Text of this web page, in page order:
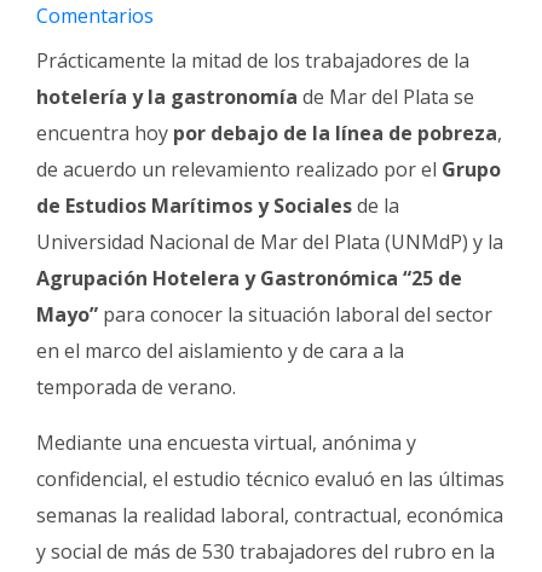
Comentarios
Prácticamente la mitad de los trabajadores de la
hotelería y la gastronomía de Mar del Plata se
encuentra hoy por debajo de la línea de pobreza,
de acuerdo un relevamiento realizado por el Grupo
de Estudios Marítimos y Socialesde la
Universidad Nacional de Mar del Plata (UNMdP) y la
Agrupación Hotelera y Gastronómica “25 de
Mayo” para conocer la situación laboral del sector
en el marco del aislamiento y de cara a la
temporada de verano.
Mediante una encuesta virtual, anónima y
confidencial, el estudio técnico evaluó en las últimas
semanas la realidad laboral, contractual, económica
y social de más de 530 trabajadores del rubro en la